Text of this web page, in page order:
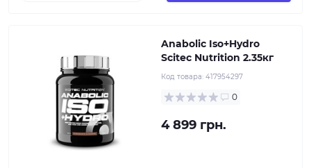
Anabolic Iso+Hydro
Scitec Nutrition 2.35кг
Код товара: 417954297
0
4 899 грн.